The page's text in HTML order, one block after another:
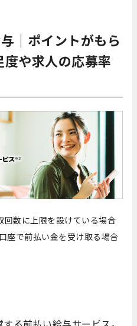
｜ポイントがもら
や求人の応募率
数に上限を設けている場合
座で前払い金を受け取る場合